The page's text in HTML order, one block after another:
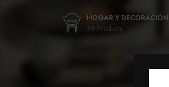
HOGAR Y DECORACIÓN
39 Products